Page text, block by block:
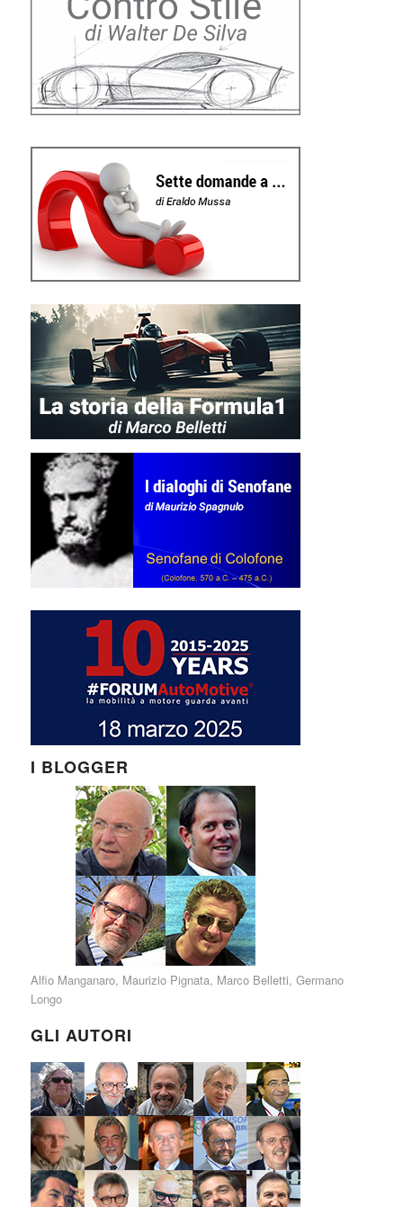
I BLOGGER
Alfio Manganaro, Maurizio Pignata, Marco Belletti, Germano
Longo
GLI AUTORI